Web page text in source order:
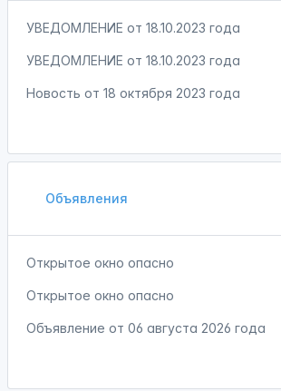
УВЕДОМЛЕНИЕ от 18.10.2023 года
УВЕДОМЛЕНИЕ от 18.10.2023 года
Новость от 18 октября 2023 года
Объявления
Открытое окно опасно
Открытое окно опасно
Объявление от 06 августа 2026 года